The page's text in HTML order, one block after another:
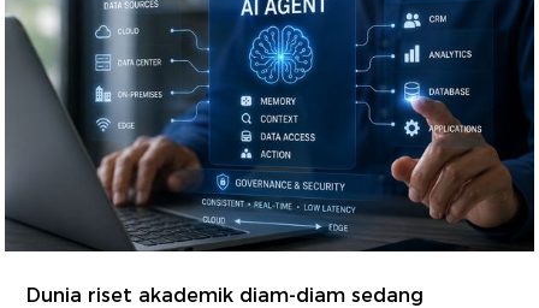
Dunia riset akademik diam-diam sedang